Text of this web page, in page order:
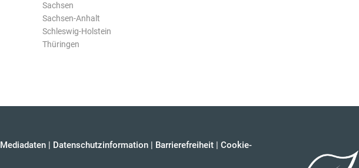
Sachsen
Sachsen-Anhalt
Schleswig-Holstein
Thüringen
Mediadaten | Datenschutzinformation | Barrierefreiheit | Cookie-